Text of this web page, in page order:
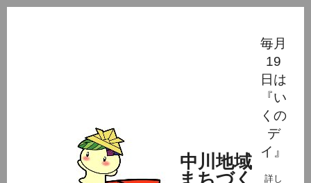
中川地域
まちづく
毎月
19
日は
『い
くの
デ
イ』
詳し